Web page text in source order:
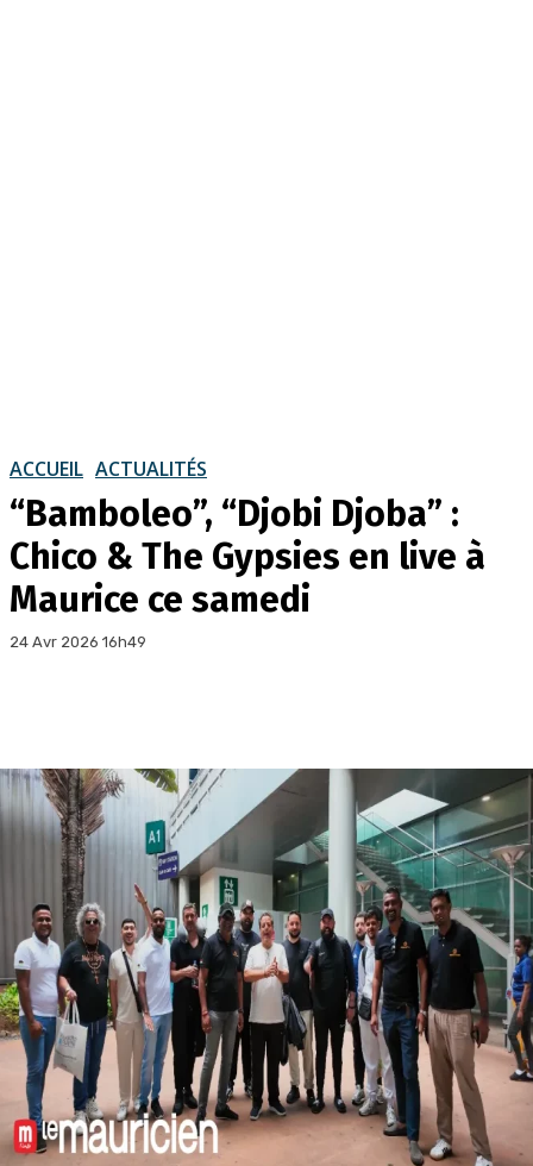
ACCUEIL ACTUALITÉS
“Bamboleo”, “Djobi Djoba” :
Chico & The Gypsies en live à
Maurice ce samedi
24 Avr 2026 16h49